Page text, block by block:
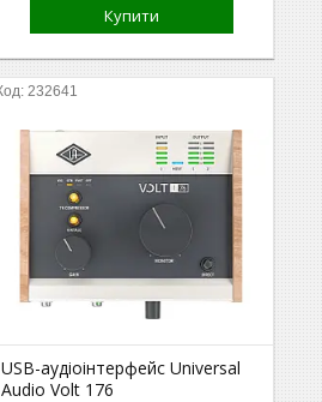
Купити
232641
USB-аудіоінтерфейс Universal
Audio Volt 176